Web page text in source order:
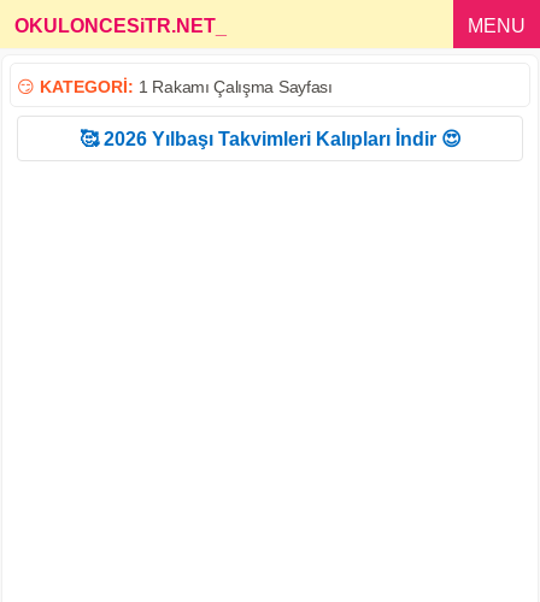
OKULONCESiTR.NET MENU
😏 KATEGORİ: 1 Rakamı Çalışma Sayfası
🥰 2026 Yılbaşı Takvimleri Kalıpları İndir 😍